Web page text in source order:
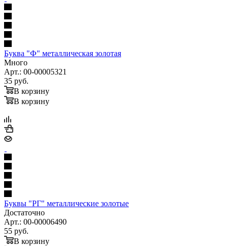
Буква "Ф" металлическая золотая
Много
Арт.: 00-00005321
35 руб.
В корзину
В корзину
Буквы "РГ" металлические золотые
Достаточно
Арт.: 00-00006490
55 руб.
В корзину